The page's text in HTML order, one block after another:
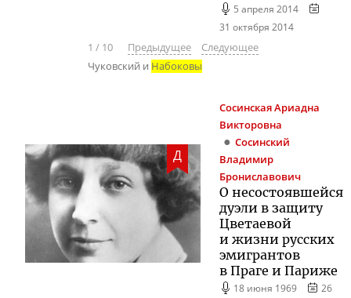
5 апреля 2014
31 октября 2014
1 / 10 Предыдущее
Следующее
Чуковский и Набоковы
Д
СосинскаяАриадна
Викторовна
Сосинский
Владимир
Брониславович
О несостоявшейся
дуэли в защиту
Цветаевой
и жизни русских
эмигрантов
в Праге и Париже
18 июня 1969
26